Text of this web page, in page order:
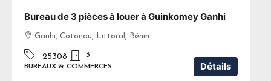
Bureau de 3 pièces à louer à Guinkomey Ganhi
Ganhi, Cotonou, Littoral, Bénin
25308 3
BUREAUX & COMMERCES Détails